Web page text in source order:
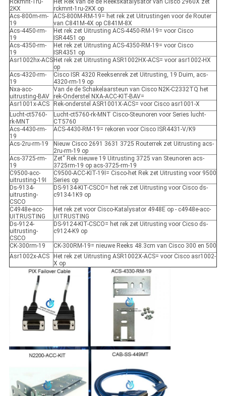
Rckmnt-1ru-
2KX
Het Rek van de de Reekskatalysator van Cisco 2960X zet
rckmnt-1ru-2KX op
Acs-800m-rm-
19
ACS-800M-RM-19= het rek zet Uitrustingen voor de Router
van C841M-4X op C841M-8X
Acs-4450-rm-
19
Het rek zet Uitrusting ACS-4450-RM-19= voor Cisco
ISR4451 op
Acs-4350-rm-
19
Het rek zet Uitrusting ACS-4350-RM-19= voor Cisco
ISR4351 op
Asr1002hx-ACS Het rek zet Uitrusting ASR1002HX-ACS= voor asr1002-HX
op
Acs-4320-rm-
19
Cisco ISR 4320 Reeksenrek zet Uitrusting, 19 Duim, acs-
4320-rm-19 op
Nxa-acc-
uitrusting-BAV
Van de de Schakelaarsteun van Cisco N2K-C2332TQ het
rek-Onderstel NXA-ACC-KIT-BAV=
Asr1001x-ACS
Rek-onderstel ASR1001X-ACS= voor Cisco asr1001-X
Lucht-ct5760-
rk-MNT
Lucht-ct5760-rk-MNT Cisco-Steunoren voor Series lucht-
CT5760
Acs-4430-rm-
19
ACS-4430-RM-19= rekoren voor Cisco ISR4431-V/K9
Acs-2ru-rm-19
Nieuw Cisco 2691 3631 3725 Routerrek zet Uitrusting acs-
2ru-rm-19 op
Acs-3725-rm-
19
Zet“ Rek nieuwe 19 Uitrusting 3725 van Steunoren acs-
3725rm-19 op acs-3725-rm-19
C9500-acc-
uitrusting-19I
C9500-ACC-KIT-19I= Cisco-het Rek zet Uitrusting voor 9500
Series op
Ds-9134-
uitrusting-
CSCO
DS-9134-KIT-CSCO= het rek zet Uitrusting voor Cisco ds-
c9134-1K9 op
C4948e-acc-
UITRUSTING
Het rek zet voor Cisco-Katalysator 4948E op - c4948e-acc-
UITRUSTING
Ds-9124-
uitrusting-
CSCO
DS-9124-KIT-CSCO= het rek zet Uitrusting voor Cicso ds-
c9124-K9 op
CK-300rm-19
CK-300RM-19= nieuwe Reeks 48.3cm van Cisco 300 en 500
Asr1002x-ACS
Het rek zet Uitrusting ASR1002X-ACS= voor Cisco asr1002-
X op